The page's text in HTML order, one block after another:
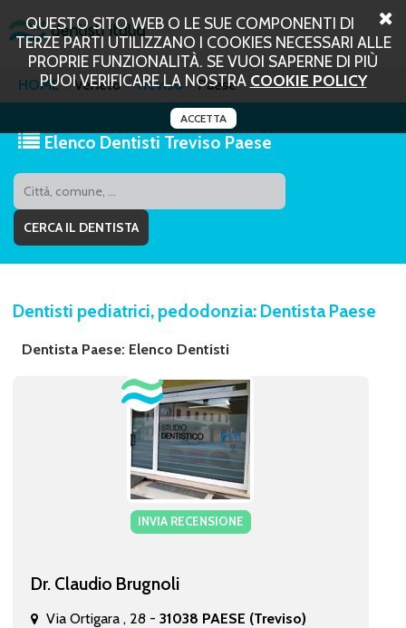
QUESTO SITO WEB O LE SUE COMPONENTI DI
TERZE PARTI UTILIZZANO I COOKIES NECESSARI ALLE
PROPRIE FUNZIONALITÀ. SE VUOI SAPERNE DI PIÙ
PUOI VERIFICARE LA NOSTRA COOKIE POLICY
ACCETTA
HOME Veneto Treviso Paese
Elenco Dentisti Treviso Paese
Dentisti pediatrici, pedodonzia: Dentista Paese
Dentista Paese: Elenco Dentisti
INVIA RECENSIONE
Dr. Claudio Brugnoli
Via Ortigara , 28 - 31038 PAESE (Treviso)